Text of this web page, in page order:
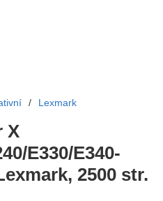
/ Lexmark
X
E330/E340-
2500 str.